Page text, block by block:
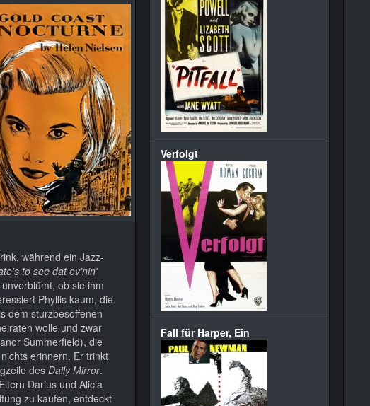
während ein Jazz-
to see dat ev'nin'
ob sie ihm
Phyllis kaum, die
dem sturzbesoffenen
wolle und zwar
Summerfield), die
erinnern. Er trinkt
des Daily Mirror.
Darius und Alicia
zu kaufen, entdeckt
Verfolgt
Fall für Harper, Ein